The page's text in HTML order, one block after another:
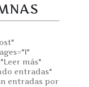
más"
entradas"
entradas por